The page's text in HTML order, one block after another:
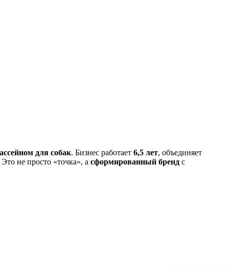
для собак. Бизнес работает 6,5 лет, объединяет
не просто «точка», а сформированный бренд с